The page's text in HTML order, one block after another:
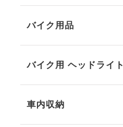
バイク用品
バイク用 ヘッドライト
車内収納